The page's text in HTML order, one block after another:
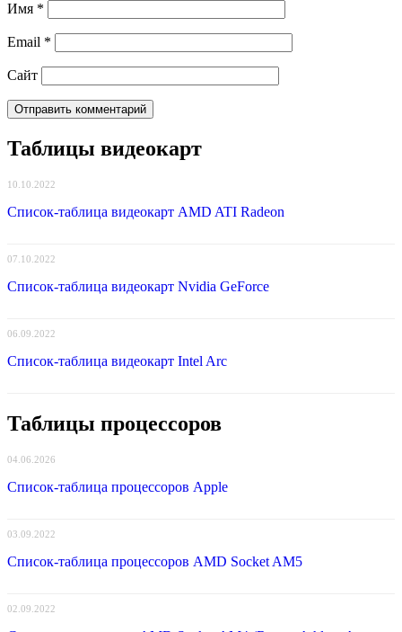
Имя *
Email *
Сайт
Таблицы видеокарт
10.10.2022
Список-таблица видеокарт AMD ATI Radeon
07.10.2022
Список-таблица видеокарт Nvidia GeForce
06.09.2022
Список-таблица видеокарт Intel Arc
Таблицы процессоров
04.06.2026
Список-таблица процессоров Apple
03.09.2022
Список-таблица процессоров AMD Socket AM5
02.09.2022